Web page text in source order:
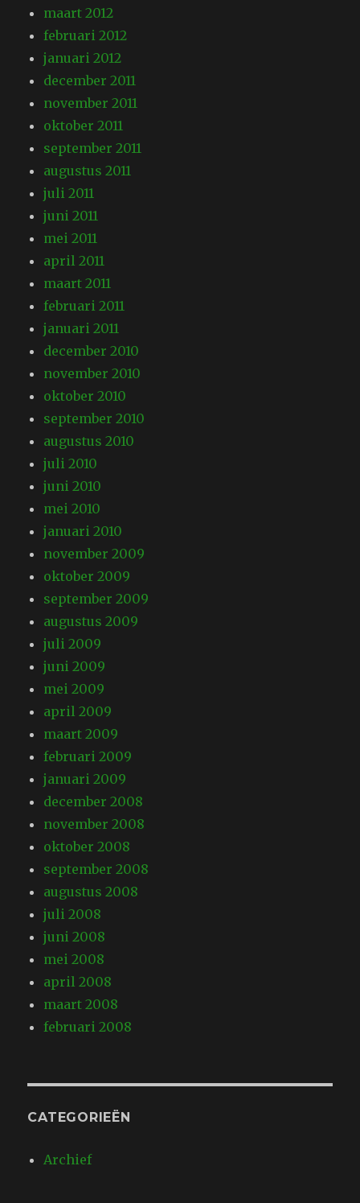
maart 2012
februari 2012
januari 2012
december 2011
november 2011
oktober 2011
september 2011
augustus 2011
juli 2011
juni 2011
mei 2011
april 2011
maart 2011
februari 2011
januari 2011
december 2010
november 2010
oktober 2010
september 2010
augustus 2010
juli 2010
juni 2010
mei 2010
januari 2010
november 2009
oktober 2009
september 2009
augustus 2009
juli 2009
juni 2009
mei 2009
april 2009
maart 2009
februari 2009
januari 2009
december 2008
november 2008
oktober 2008
september 2008
augustus 2008
juli 2008
juni 2008
mei 2008
april 2008
maart 2008
februari 2008
CATEGORIEËN
Archief